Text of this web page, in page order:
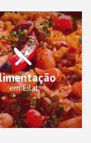
em Eilat